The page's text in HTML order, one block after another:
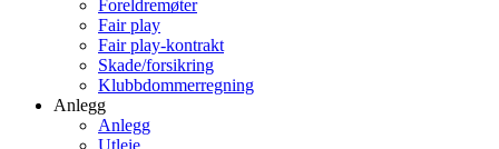
Foreldremøter
Fair play
Fair play-kontrakt
Skade/forsikring
Klubbdommerregning
Anlegg
Anlegg
Utleie